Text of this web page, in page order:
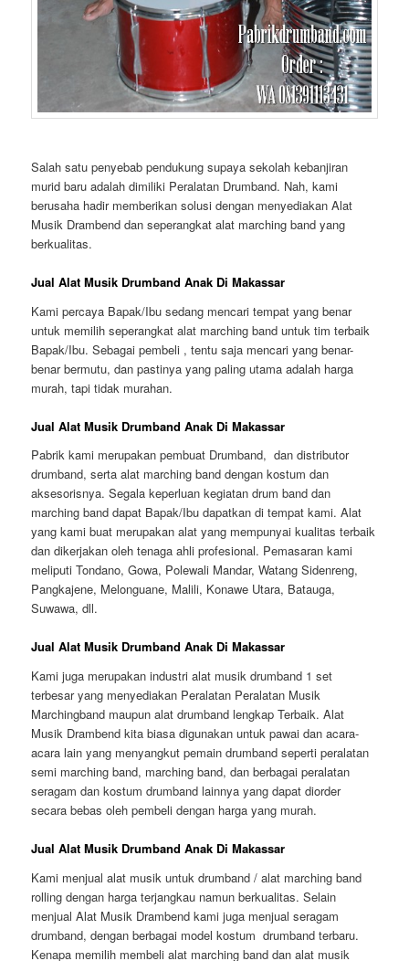
Salah satu penyebab pendukung supaya sekolah kebanjiran
murid baru adalah dimiliki Peralatan Drumband. Nah, kami
berusaha hadir memberikan solusi dengan menyediakan Alat
Musik Drambend dan seperangkat alat marching band yang
berkualitas.
Jual Alat Musik Drumband Anak Di Makassar
Kami percaya Bapak/Ibu sedang mencari tempat yang benar
untuk memilih seperangkat alat marching band untuk tim terbaik
Bapak/Ibu. Sebagai pembeli , tentu saja mencari yang benar-
benar bermutu, dan pastinya yang paling utama adalah harga
murah, tapi tidak murahan.
Jual Alat Musik Drumband Anak Di Makassar
Pabrik kami merupakan pembuat Drumband, dan distributor
drumband, serta alat marching band dengan kostum dan
aksesorisnya. Segala keperluan kegiatan drum band dan
marching band dapat Bapak/Ibu dapatkan di tempat kami. Alat
yang kami buat merupakan alat yang mempunyai kualitas terbaik
dan dikerjakan oleh tenaga ahli profesional. Pemasaran kami
meliputi Tondano, Gowa, Polewali Mandar, Watang Sidenreng,
Pangkajene, Melonguane, Malili, Konawe Utara, Batauga,
Suwawa, dll.
Jual Alat Musik Drumband Anak Di Makassar
Kami juga merupakan industri alat musik drumband 1 set
terbesar yang menyediakan Peralatan Peralatan Musik
Marchingband maupun alat drumband lengkap Terbaik. Alat
Musik Drambend kita biasa digunakan untuk pawai dan acara-
acara lain yang menyangkut pemain drumband seperti peralatan
semi marching band, marching band, dan berbagai peralatan
seragam dan kostum drumband lainnya yang dapat diorder
secara bebas oleh pembeli dengan harga yang murah.
Jual Alat Musik Drumband Anak Di Makassar
Kami menjual alat musik untuk drumband / alat marching band
rolling dengan harga terjangkau namun berkualitas. Selain
menjual Alat Musik Drambend kami juga menjual seragam
drumband, dengan berbagai model kostum drumband terbaru.
Kenapa memilih membeli alat marching band dan alat musik